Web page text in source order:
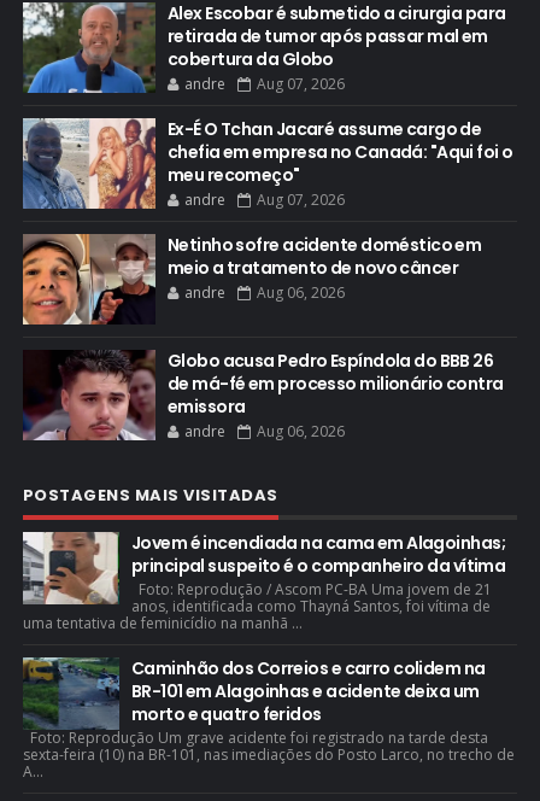
Alex Escobar é submetido a cirurgia para
retirada de tumor após passar mal em
cobertura da Globo
andre Aug 07, 2026
Ex-É O Tchan Jacaré assume cargo de
chefia em empresa no Canadá: "Aqui foi o
meu recomeço"
andre Aug 07, 2026
Netinho sofre acidente doméstico em
meio a tratamento de novo câncer
andre Aug 06, 2026
Globo acusa Pedro Espíndola do BBB 26
de má-fé em processo milionário contra
emissora
andre Aug 06, 2026
POSTAGENS MAIS VISITADAS
Jovem é incendiada na cama em Alagoinhas;
principal suspeito é o companheiro da vítima
Foto: Reprodução / Ascom PC-BA Uma jovem de 21
anos, identificada como Thayná Santos, foi vítima de
uma tentativa de feminicídio na manhã ...
Caminhão dos Correios e carro colidem na
BR-101 em Alagoinhas e acidente deixa um
morto e quatro feridos
Foto: Reprodução Um grave acidente foi registrado na tarde desta
sexta-feira (10) na BR-101, nas imediações do Posto Larco, no trecho de
A...